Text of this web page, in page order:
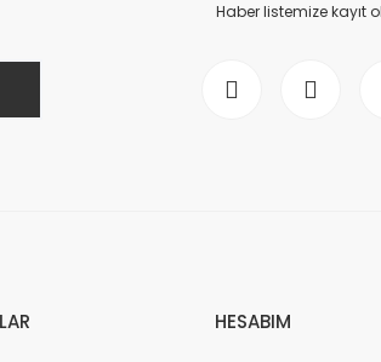
Haber listemize
HESABIM